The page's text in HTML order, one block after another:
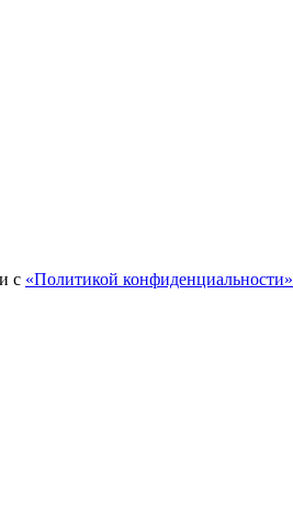
с «Политикой конфиденциальности»